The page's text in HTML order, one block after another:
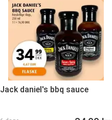
Jack daniel's bbq sauce